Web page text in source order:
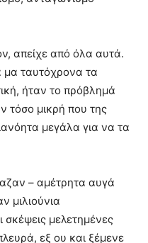
απείχε από όλα αυτά.
μα ταυτόχρονα τα
ήταν το πρόβλημά
τόσο μικρή που της
μεγάλα για να τα
– αμέτρητα αυγά
μιλιούνια
μελετημένες
εξ ου και ξέμενε